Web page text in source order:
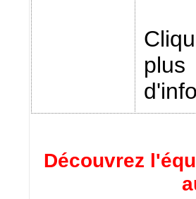
plus
Découvrez